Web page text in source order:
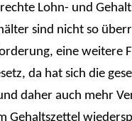
Lohn- und
sind nicht so
eine weitere
da hat sich die
daher auch mehr
Gehaltszettel